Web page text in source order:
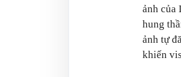
ảnh của
hung
ảnh tự
khiến